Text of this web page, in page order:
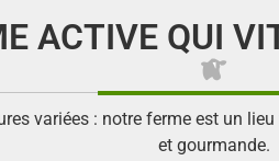
ACTIVE QUI
variées : notre ferme est un
et gourmande.